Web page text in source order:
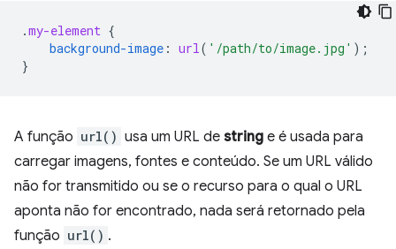
.my-element {
background-image : url( '/path/to/image.jpg' );
}
A função url() usa um URL de string e é usada para
carregar imagens, fontes e conteúdo. Se um URL válido
não for transmitido ou se o recurso para o qual o URL
aponta não for encontrado, nada será retornado pela
função url() .